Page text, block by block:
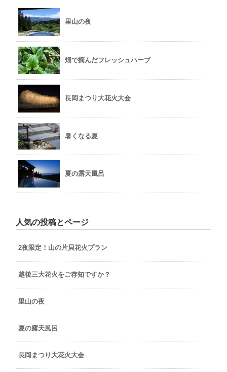
里山の夜
畑で摘んだフレッシュハーブ
長岡まつり大花火大会
暑くなる夏
夏の露天風呂
人気の投稿とページ
2夜限定！山の片貝花火プラン
越後三大花火をご存知ですか？
里山の夜
夏の露天風呂
長岡まつり大花火大会